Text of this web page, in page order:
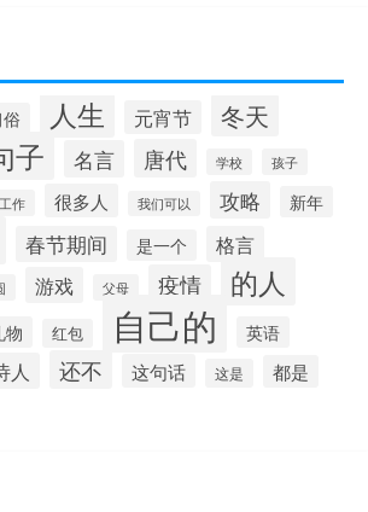
人生 元宵节 冬天
子 名言 唐代 学校 孩子
工作 很多人 我们可以 攻略 新年
春节期间 是一个 格言
游戏 父母 疫情 的人
物 红包 自己的 英语
人 还不 这句话 这是 都是